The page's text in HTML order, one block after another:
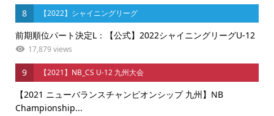
8 【2022】シャイニングリーグ
前期順位パート決定L：【公式】2022シャイニングリーグU-12
17,879 views
9 【2021】NB_CS U-12 九州大会
【2021 ニューバランスチャンピオンシップ 九州】NB
Championship...